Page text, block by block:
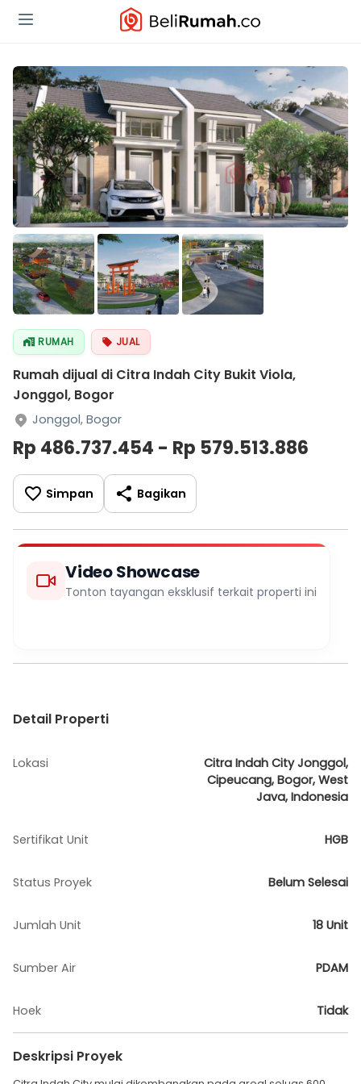
RUMAH JUAL
Rumah dijual di Citra Indah City Bukit Viola,
Jonggol, Bogor
Jonggol, Bogor
Rp 486.737.454 - Rp 579.513.886
Simpan Bagikan
Video Showcase
Tonton tayangan eksklusif terkait properti ini
Detail Properti
Lokasi
Citra Indah City Jonggol,
Cipeucang, Bogor, West
Java, Indonesia
Sertifikat Unit HGB
Status Proyek Belum Selesai
Jumlah Unit 18 Unit
Sumber Air PDAM
Hoek Tidak
Deskripsi Proyek